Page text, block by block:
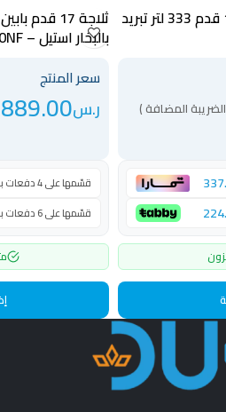
ثلاجة جنرال جولدي بابين 11.7 قدم 333 لتر تبريد
المضافة )
بالبخار استيل – GR490NF
سعر المنتج
ر.س
قسّمها على 4 دفعات بقيمة
قسّمها على 6 دفعات بقيمة